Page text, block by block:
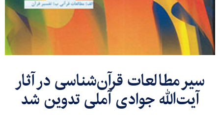
سیر مطالعات قرآن‌شناسی در آثار
آیت‌الله‌ جوادی آملی تدوین شد